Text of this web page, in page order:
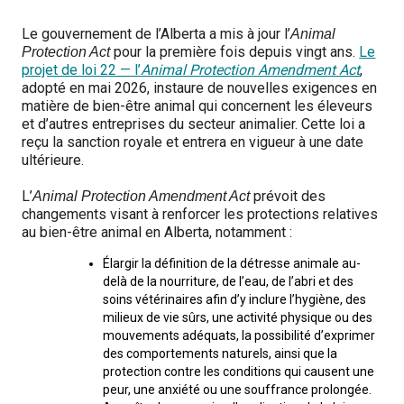
Appenzeller sennenhund
Bouvier australien
Kelpie australien
Berger australien
Bouvier australien courte queue
Colley barbu
Lévriers et chiens courants
Lévrier afghan
Azawakh
Basenji
Basset Hound
Chien de St-Hubert
Chiens de compagnie
Chien esquimau américain (miniature)
Chien esquimau américain (standard)
Bichon frisé
Terrier de Boston
Bouledogue anglais
Chiens de sport
Barbet
Braque français (Gascogne)
Braque français (Pyrénées)
Braque d'Auvergne
Terriers
Terrier airedale
Terrier Nu Américain
Terrier américain du Staffordshire
Chiens nains
Affenpinscher
Chien esquimau américain (nain)
Chiens de travail
Ressources pour les évaluateurs et les clubs
Organiser un test CGN
Santé
Toilettage
Chien égaré
Quoi de neuf?
FAQ
Programme intégré sur la santé des races
Éducation des éleveurs
Soutien à la communauté des éleveurs
Stratégies en matière de santé des races
Programme d'ADN
Programme de certification des éleveurs du CCC
Ressources éducatives
CONDITIONS D’ADMISSIBILITÉ
Groupe 1 - Chiens de sport
Groupe 2 - Lévriers et chiens courants
Groupe 3 - Chiens-de-travail
Groupe 4 - Terriers
Programme de soutien aux éleveurs de Trupanion
Inscription à la Puppy List
L'importation des chiens
Bureau des commandes
Aperçu des événements
Agilité
Concours sur le terrain pour beagles
Programme Bon voisin canin du CCC
Programme de poursuite sur leurre
Expositions de conformation
Épreuve de chien de trait
Calendrier - événements
CanuckDogs.com
Procédure pour enregistrer un chien au CCC
Procédure pour un numéro d’inscription à l’événement
Répertoire des juges
Top Dogs 2025
Assemblée générale annuelle du CCC
Le courrier canin
Adhésion au CCC
Sociétés affiliées
Royal Canin
BFL Canada
Adhésion au CCC
Jeunes manieurs
lundi à vendredi
9 h à 17 h
HNE
Adhésion Plus – sans frais
Bureau des commandes
1-800-250-8040
orderdesk@ckc.ca
FAQ
Quand puis-je m'attendre à recevoir une version PDF de mon
Le gouvernement de l’Alberta a mis à jour l’Animal
Protection Actpour la première fois depuis vingt ans. Le
projet de loi 22 — l’Animal Protection Amendment Act,
adopté en mai 2026, instaure de nouvelles exigences en
matière de bien-être animal qui concernent les éleveurs
et d’autres entreprises du secteur animalier. Cette loi a
reçu la sanction royale et entrera en vigueur à une date
ultérieure.
L’Animal Protection Amendment Actprévoit des
changements visant à renforcer les protections relatives
au bien-être animal en Alberta, notamment :
Élargir la définition de la détresse animale au-
delà de la nourriture, de l’eau, de l’abri et des
soins vétérinaires afin d’y inclure l’hygiène, des
milieux de vie sûrs, une activité physique ou des
mouvements adéquats, la possibilité d’exprimer
des comportements naturels, ainsi que la
protection contre les conditions qui causent une
peur, une anxiété ou une souffrance prolongée.